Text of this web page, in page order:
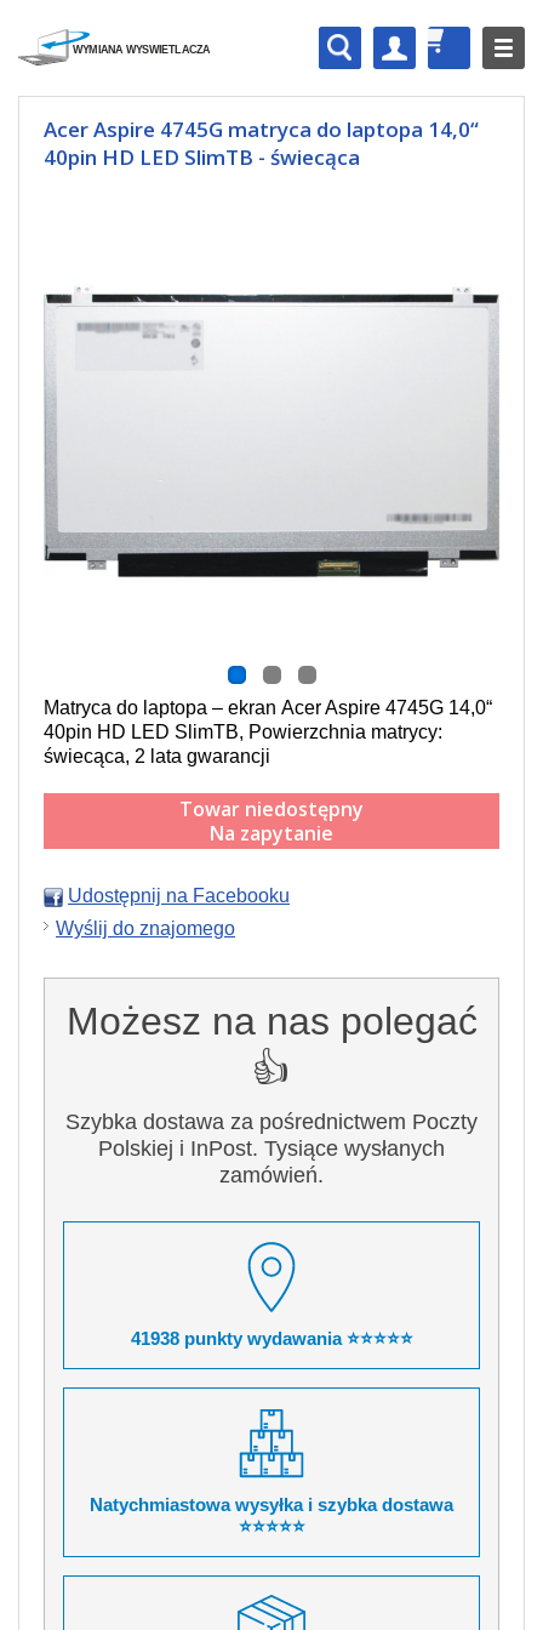
Acer Aspire 4745G matryca do laptopa 14,0“
40pin HD LED SlimTB - świecąca
Matryca do laptopa – ekran Acer Aspire 4745G 14,0“
40pin HD LED SlimTB, Powierzchnia matrycy:
świecąca, 2 lata gwarancji
Towar niedostępny
Na zapytanie
Udostępnij na Facebooku
Wyślij do znajomego
Możesz na nas polegać
👍
Szybka dostawa za pośrednictwem Poczty
Polskiej i InPost. Tysiące wysłanych
zamówień.
41938 punkty wydawania ⭐⭐⭐⭐⭐
Natychmiastowa wysyłka i szybka dostawa
⭐⭐⭐⭐⭐